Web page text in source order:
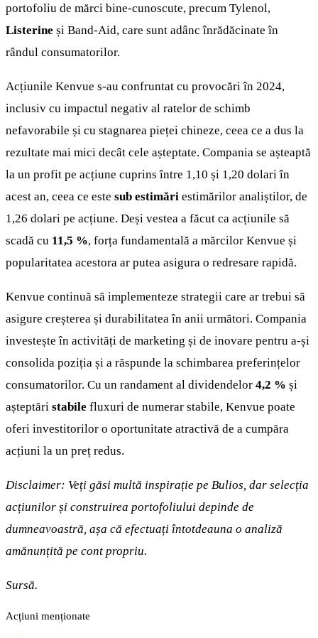
portofoliu de mărci bine-cunoscute, precum Tylenol,
Listerine și Band-Aid, care sunt adânc înrădăcinate în
rândul consumatorilor.
Acțiunile Kenvue s-au confruntat cu provocări în 2024,
inclusiv cu impactul negativ al ratelor de schimb
nefavorabile și cu stagnarea pieței chineze, ceea ce a dus la
rezultate mai mici decât cele așteptate. Compania se așteaptă
la un profit pe acțiune cuprins între 1,10 și 1,20 dolari în
acest an, ceea ce este sub estimări estimărilor analiștilor, de
1,26 dolari pe acțiune. Deși vestea a făcut ca acțiunile să
scadă cu 11,5 %, forța fundamentală a mărcilor Kenvue și
popularitatea acestora ar putea asigura o redresare rapidă.
Kenvue continuă să implementeze strategii care ar trebui să
asigure creșterea și durabilitatea în anii următori. Compania
investește în activități de marketing și de inovare pentru a-și
consolida poziția și a răspunde la schimbarea preferințelor
consumatorilor. Cu un randament al dividendelor 4,2 % și
așteptări stabile fluxuri de numerar stabile, Kenvue poate
oferi investitorilor o oportunitate atractivă de a cumpăra
acțiuni la un preț redus.
Disclaimer: Veți găsi multă inspirație pe Bulios, dar selecția
acțiunilor și construirea portofoliului depinde de
dumneavoastră, așa că efectuați întotdeauna o analiză
amănunțită pe cont propriu.
Sursă.
Acțiuni menționate